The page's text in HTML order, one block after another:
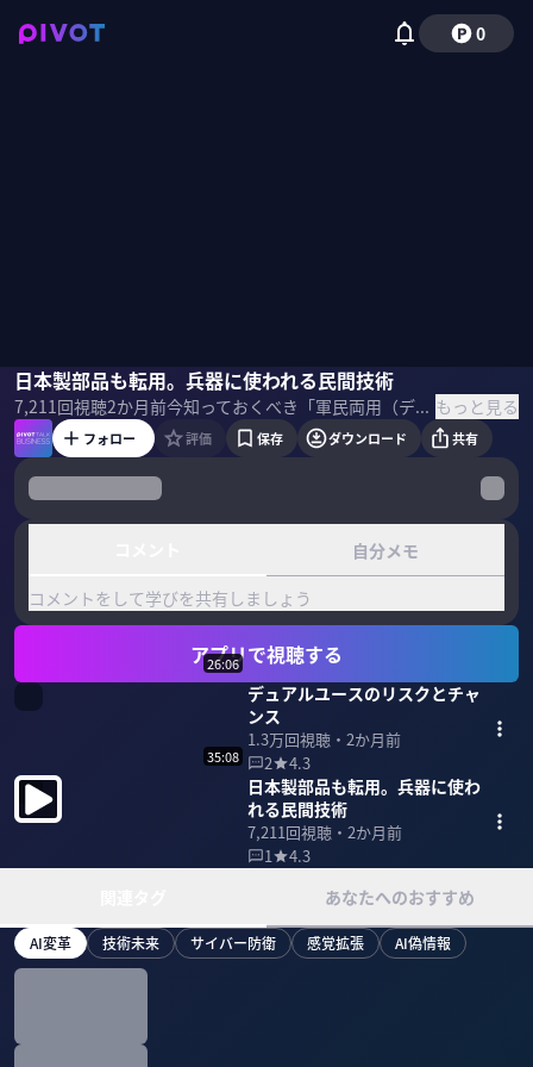
0
日本製部品も転用。兵器に使われる民間技術
7,211回視聴2か月前 今知っておくべき「軍民両用（デュアルユース）技術」の最前線を徹底解説。日本製の部品がイランのドローン「シャヘド」に転用される実態や、AI兵器が戦場を支配する現実など、テクノロジーが変える戦争のリアルに迫る。前編で宇宙、後編でドローンとAIについて深掘り。 ＜ゲスト＞ 大庭弘継｜立教大学大学院 人工知能科学研究科 特任教授 京都大学経済学部中退、元海上自衛官（1等海尉）。九州大学にて博士号取得（比較社会文化）。南山大学社会倫理研究所講師、京都大学大学院文学研究科研究員などを経て現職。専門は国際政治学・応用哲学・倫理学・知能情報学。著書に『軍民両用化する技術「デュアルユース問題」とは何か？」など。 ＜目次＞ もっと見る
大庭弘継小手森千紗
フォロー 評価 保存 ダウンロード 共有
自分メモ
コメントをして学びを共有しましょう
アプリで視聴する
26:06
デュアルユースのリスクとチャ
ンス
1.3万回視聴・ 2か月前
2
4.3
35:08
日本製部品も転用。兵器に使わ
れる民間技術
7,211回視聴・ 2か月前
1
4.3
あなたへのおすすめ
AI変革 技術未来 サイバー防衛 感覚拡張 AI偽情報